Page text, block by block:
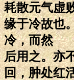
耗散元气虚
缘于冷故也
冷，而然
后用之。亦
回，肿处红